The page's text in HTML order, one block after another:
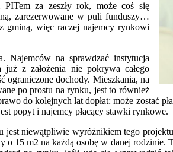
za zeszły rok, może coś się
zarezerwowane w puli funduszy…
gminą, więc raczej najemcy rynkowi
Najemców na sprawdzać instytucja
już z założenia nie pokrywa całego
ograniczone dochody. Mieszkania, na
po prostu na rynku, jest to również
do kolejnych lat dopłat: może zostać
popyt i najemcy płacący stawki rynkowe.
jest niewątpliwie wyróżnikiem tego
o 15 m2 na każdą osobę w danej